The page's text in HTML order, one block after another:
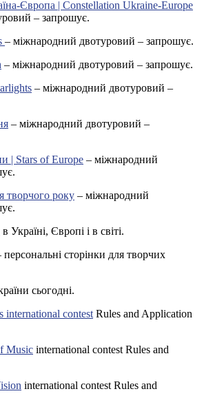
Європа | Constellation Ukraine-Europe
– запрошує.
– міжнародний двотуровий – запрошує.
– міжнародний двотуровий – запрошує.
– міжнародний двотуровий –
– міжнародний двотуровий –
| Stars of Europe – міжнародний
творчого року – міжнародний
в Україні, Європі і в світі.
персональні сторінки для творчих
сьогодні.
international contest Rules and Application
Music international contest Rules and
international contest Rules and